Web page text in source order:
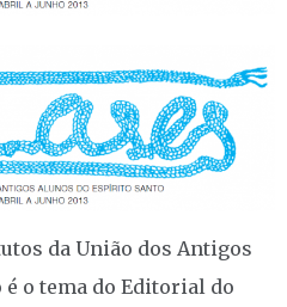
da União dos Antigos
o tema do Editorial do